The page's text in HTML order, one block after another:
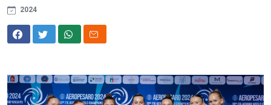
2024